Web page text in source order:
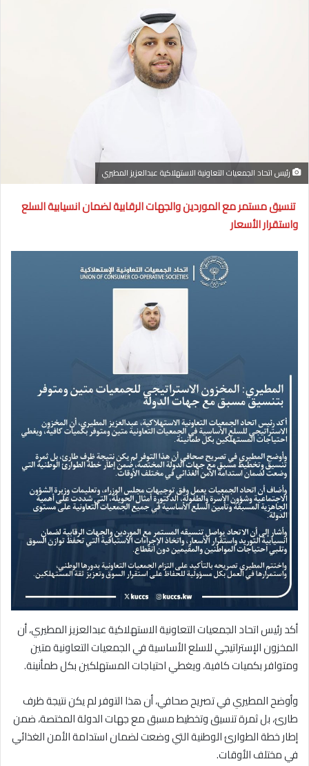
رئيس اتحاد الجمعيات التعاونية الاستهلاكية عبدالعزيز المطيري
تنسيق مستمر مع الموردين والجهات الرقابية لضمان انسيابية السلع
واستقرار الأسعار
أكد رئيس اتحاد الجمعيات التعاونية الاستهلاكية عبدالعزيز المطيري، أن
المخزون الإستراتيجي للسلع الأساسية في الجمعيات التعاونية متين
ومتوافر بكميات كافية، ويغطي احتياجات المستهلكين بكل طمأنينة.
وأوضح المطيري في تصريح صحافي، أن هذا التوفر لم يكن نتيجة ظرف
طارئ، بل ثمرة تنسيق وتخطيط مسبق مع جهات الدولة المختصة، ضمن
إطار خطة الطوارئ الوطنية التي وضعت لضمان استدامة الأمن الغذائي
في مختلف الأوقات.